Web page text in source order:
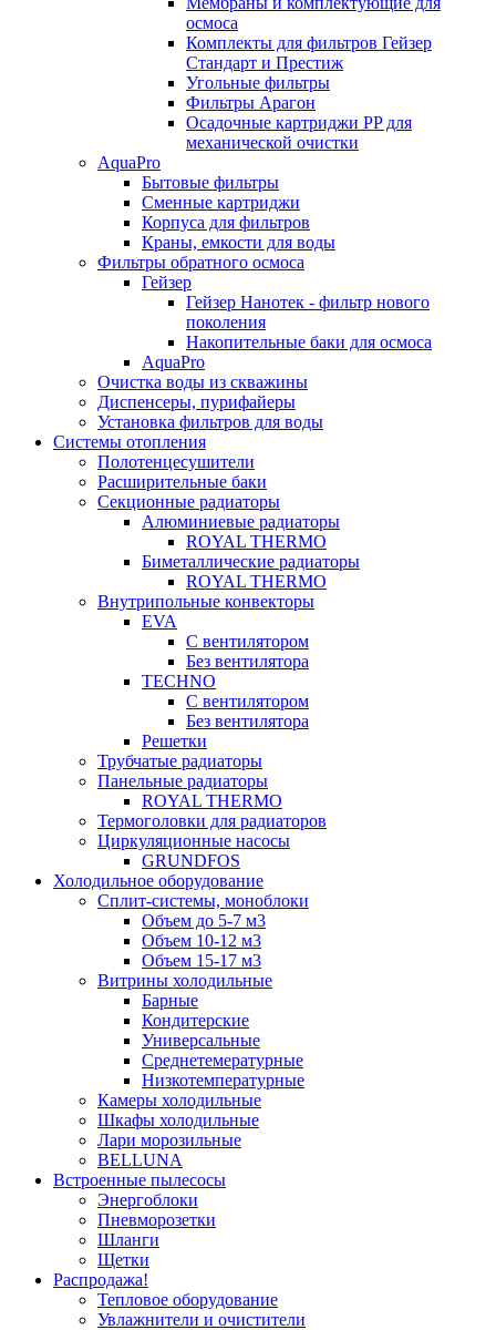
осмоса
Комплекты для фильтров Гейзер
Стандарт и Престиж
Угольные фильтры
Фильтры Арагон
Осадочные картриджи PP для
механической очистки
AquaPro
Бытовые фильтры
Сменные картриджи
Корпуса для фильтров
Краны, емкости для воды
Фильтры обратного осмоса
Гейзер
Гейзер Нанотек - фильтр нового
поколения
Накопительные баки для осмоса
AquaPro
Очистка воды из скважины
Диспенсеры, пурифайеры
Установка фильтров для воды
Системы отопления
Полотенцесушители
Расширительные баки
Секционные радиаторы
Алюминиевые радиаторы
ROYAL THERMO
Биметаллические радиаторы
ROYAL THERMO
Внутрипольные конвекторы
EVA
С вентилятором
Без вентилятора
TECHNO
С вентилятором
Без вентилятора
Решетки
Трубчатые радиаторы
Панельные радиаторы
ROYAL THERMO
Термоголовки для радиаторов
Циркуляционные насосы
GRUNDFOS
Холодильное оборудование
Сплит-системы, моноблоки
Объем до 5-7 м3
Объем 10-12 м3
Объем 15-17 м3
Витрины холодильные
Барные
Кондитерские
Универсальные
Среднетемературные
Низкотемпературные
Камеры холодильные
Шкафы холодильные
Лари морозильные
BELLUNA
Встроенные пылесосы
Энергоблоки
Пневморозетки
Шланги
Щетки
Распродажа!
Тепловое оборудование
Увлажнители и очистители